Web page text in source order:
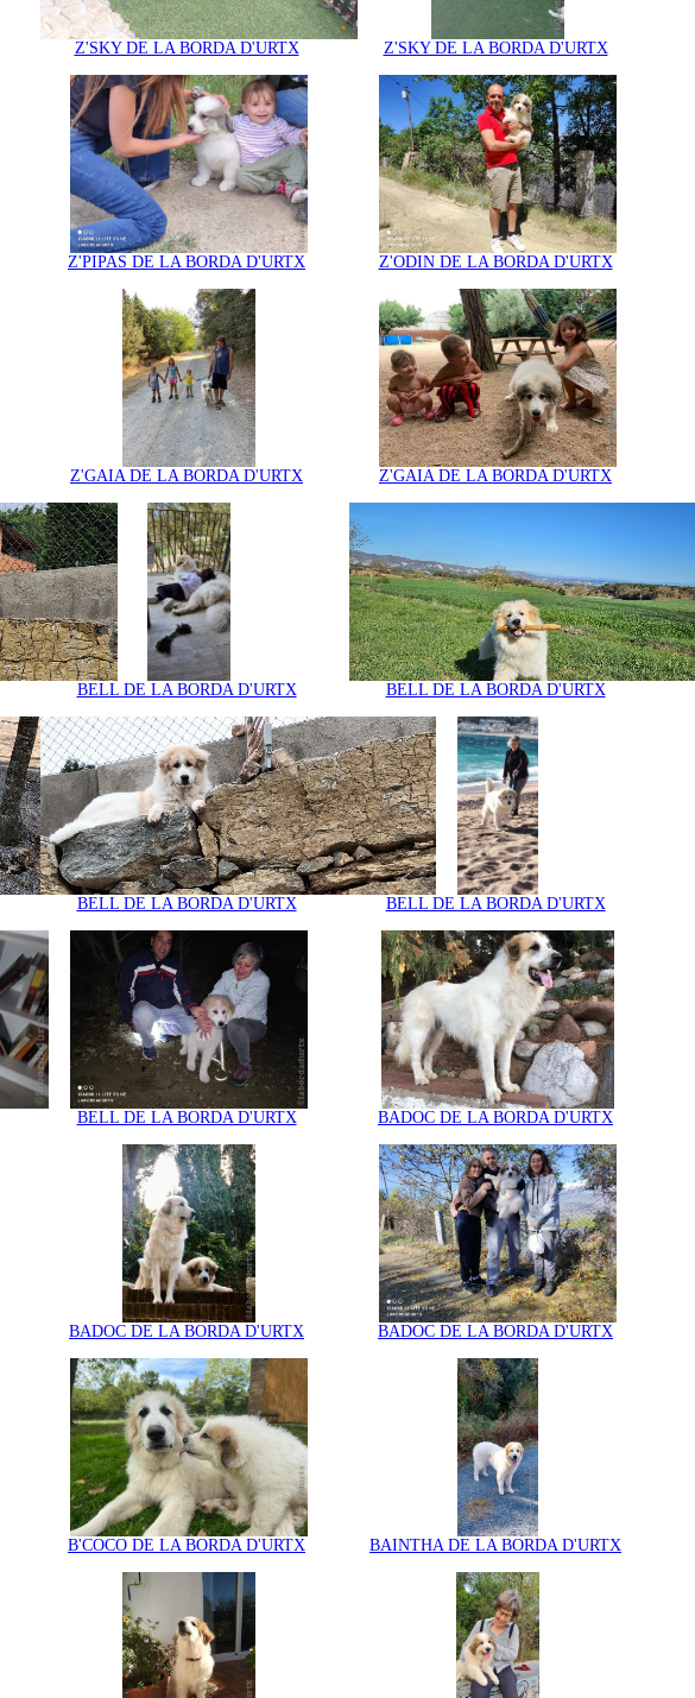
Z'SKY DE LA BORDA D'URTX Z'SKY DE LA BORDA D'URTX
Z'PIPAS DE LA BORDA D'URTX Z'ODIN DE LA BORDA D'URTX
Z'GAIA DE LA BORDA D'URTX Z'GAIA DE LA BORDA D'URTX
BELL DE LA BORDA D'URTX BELL DE LA BORDA D'URTX
BELL DE LA BORDA D'URTX BELL DE LA BORDA D'URTX
BELL DE LA BORDA D'URTX BADOC DE LA BORDA D'URTX
BADOC DE LA BORDA D'URTX BADOC DE LA BORDA D'URTX
B'COCO DE LA BORDA D'URTX BAINTHA DE LA BORDA D'URTX